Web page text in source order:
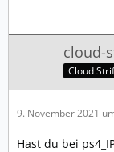
cloud-
Cloud
9. November 2021
Hast du bei